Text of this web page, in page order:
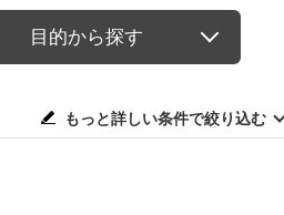
目的から探す
もっと詳しい条件で絞り込む